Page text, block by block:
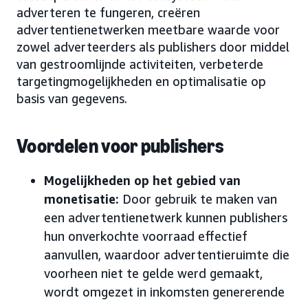
adverteren te fungeren, creëren
advertentienetwerken meetbare waarde voor
zowel adverteerders als publishers door middel
van gestroomlijnde activiteiten, verbeterde
targetingmogelijkheden en optimalisatie op
basis van gegevens.
Voordelen voor publishers
Mogelijkheden op het gebied van
monetisatie: Door gebruik te maken van
een advertentienetwerk kunnen publishers
hun onverkochte voorraad effectief
aanvullen, waardoor advertentieruimte die
voorheen niet te gelde werd gemaakt,
wordt omgezet in inkomsten genererende